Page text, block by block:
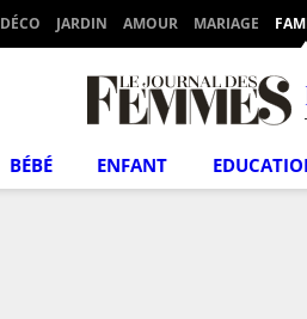
DÉCO JARDIN AMOUR MARIAGE
BÉBÉ ENFANT